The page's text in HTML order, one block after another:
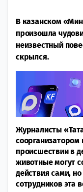
В казанском
произошла
неизвестный
скрылся.
Журналисты
соорганизатором
происшествии в
животные могут
действия сами,
сотрудников эта